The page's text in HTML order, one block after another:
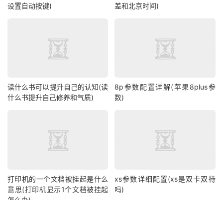
设置自动按键)
差和北京时间)
读什么书可以提升自己的认知(读
什么书提升自己修养和气质)
8p参数配置详解(苹果8plus参
数)
打印机的一个文档被挂起是什么
意思(打印机显示1个文档被挂起
xs参数详细配置(xs是双卡双待
吗)